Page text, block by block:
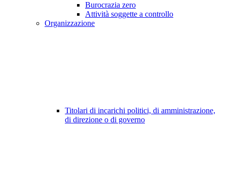
Burocrazia zero
Attività soggette a controllo
Organizzazione
Titolari di incarichi politici, di amministrazione,
di direzione o di governo